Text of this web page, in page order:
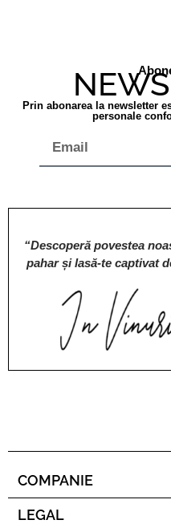
Prin abonarea la newsletter
personale
“Descoperă povestea
pahar și lasă-te captivat
COMPANIE
LEGAL